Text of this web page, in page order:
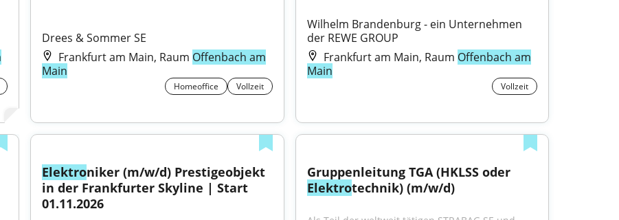
Drees & Sommer SE
Frankfurt am Main, Raum Offenbach am
Main
Homeoffice Vollzeit
Wilhelm Brandenburg - ein Unternehmen
der REWE GROUP
Frankfurt am Main, Raum Offenbach am
Main
Vollzeit
Elektroniker (m/w/d) Prestigeobjekt
in der Frankfurter Skyline | Start
01.11.2026
Gruppenleitung TGA (HKLSS oder
Elektrotechnik) (m/w/d)